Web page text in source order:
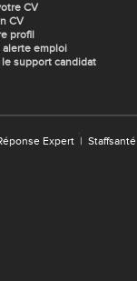
CV
CV
profil
alerte emploi
support candidat
Expert | Staffsanté